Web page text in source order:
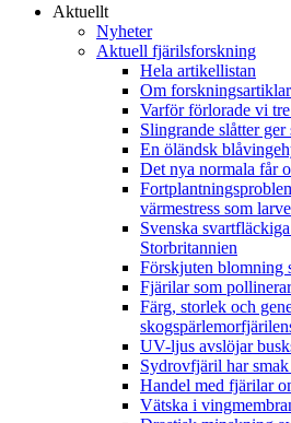
Aktuellt
Nyheter
Aktuell fjärilsforskning
Hela artikellistan
Om
Varför förlorade vi
Slingrande slåtter
En öländsk
Det nya normala får
värmestress som
Svenska
Storbritannien
Förskjuten blomning
Fjärilar som
Färg, storlek och
UV-ljus avslöjar
Sydrovfjäril har
Handel med fjärilar
Vätska i